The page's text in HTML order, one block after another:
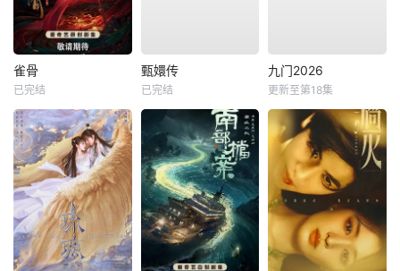
雀骨
已完结
甄嬛传
已完结
九门2026
更新至第18集